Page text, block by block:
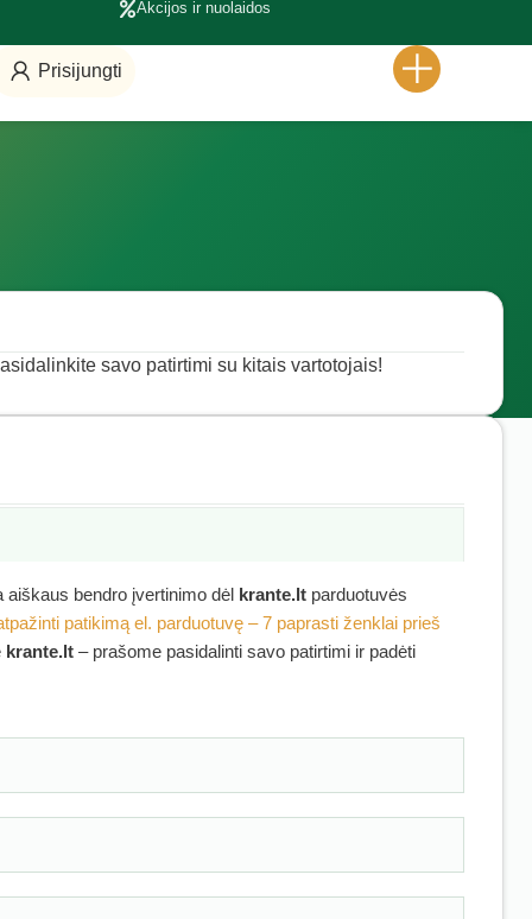
Akcijos ir nuolaidos
Prisijungti
savo patirtimi su kitais vartotojais!
aiškaus bendro įvertinimo dėl krante.lt parduotuvės
patikimą el. parduotuvę – 7 paprasti ženklai prieš
krante.lt – prašome pasidalinti savo patirtimi ir padėti